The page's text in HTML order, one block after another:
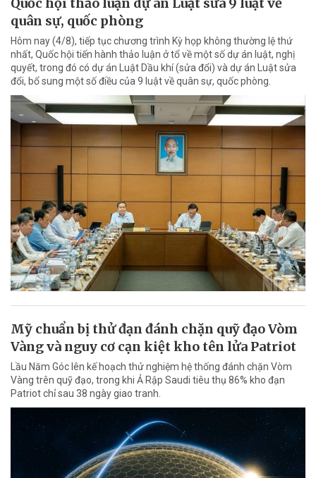
quân sự, quốc phòng
Hôm nay (4/8), tiếp tục chương trình Kỳ họp không thường lệ thứ
nhất, Quốc hội tiến hành thảo luận ở tổ về một số dự án luật, nghị
quyết, trong đó có dự án Luật Dầu khí (sửa đổi) và dự án Luật sửa
đổi, bổ sung một số điều của 9 luật về quân sự, quốc phòng.
Mỹ chuẩn bị thử đạn đánh chặn quỹ đạo Vòm
Vàng và nguy cơ cạn kiệt kho tên lửa Patriot
Lầu Năm Góc lên kế hoạch thử nghiệm hệ thống đánh chặn Vòm
Vàng trên quỹ đạo, trong khi Ả Rập Saudi tiêu thụ 86% kho đạn
Patriot chỉ sau 38 ngày giao tranh.